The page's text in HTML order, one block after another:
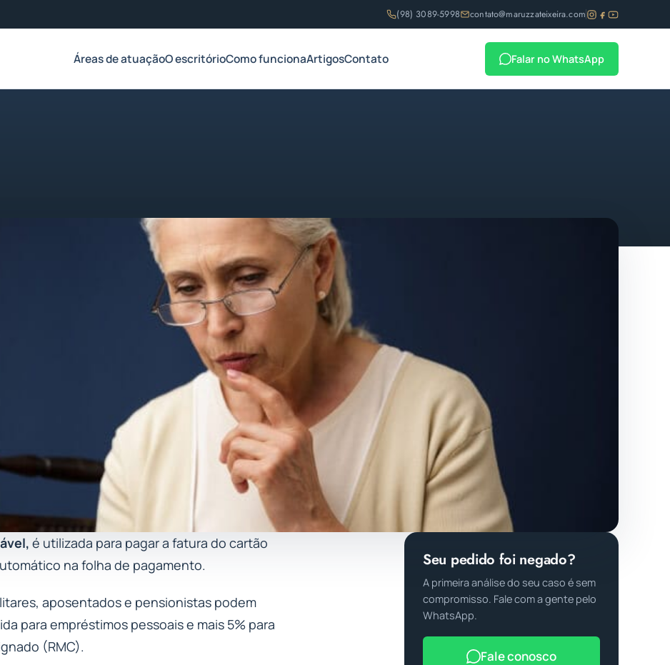
(98) 3089-5998 contato@maruzzateixeira.com
Áreas de atuaçãoO escritórioComo funcionaArtigosContato Falar no WhatsApp
1 min de leitura
é utilizada para pagar a fatura do cartão
na folha de pagamento.
aposentados e pensionistas podem
para empréstimos pessoais e mais 5% para
(RMC).
Seu pedido foi negado?
A primeira análise do seu caso é sem
compromisso. Fale com a gente pelo
WhatsApp.
Fale conosco